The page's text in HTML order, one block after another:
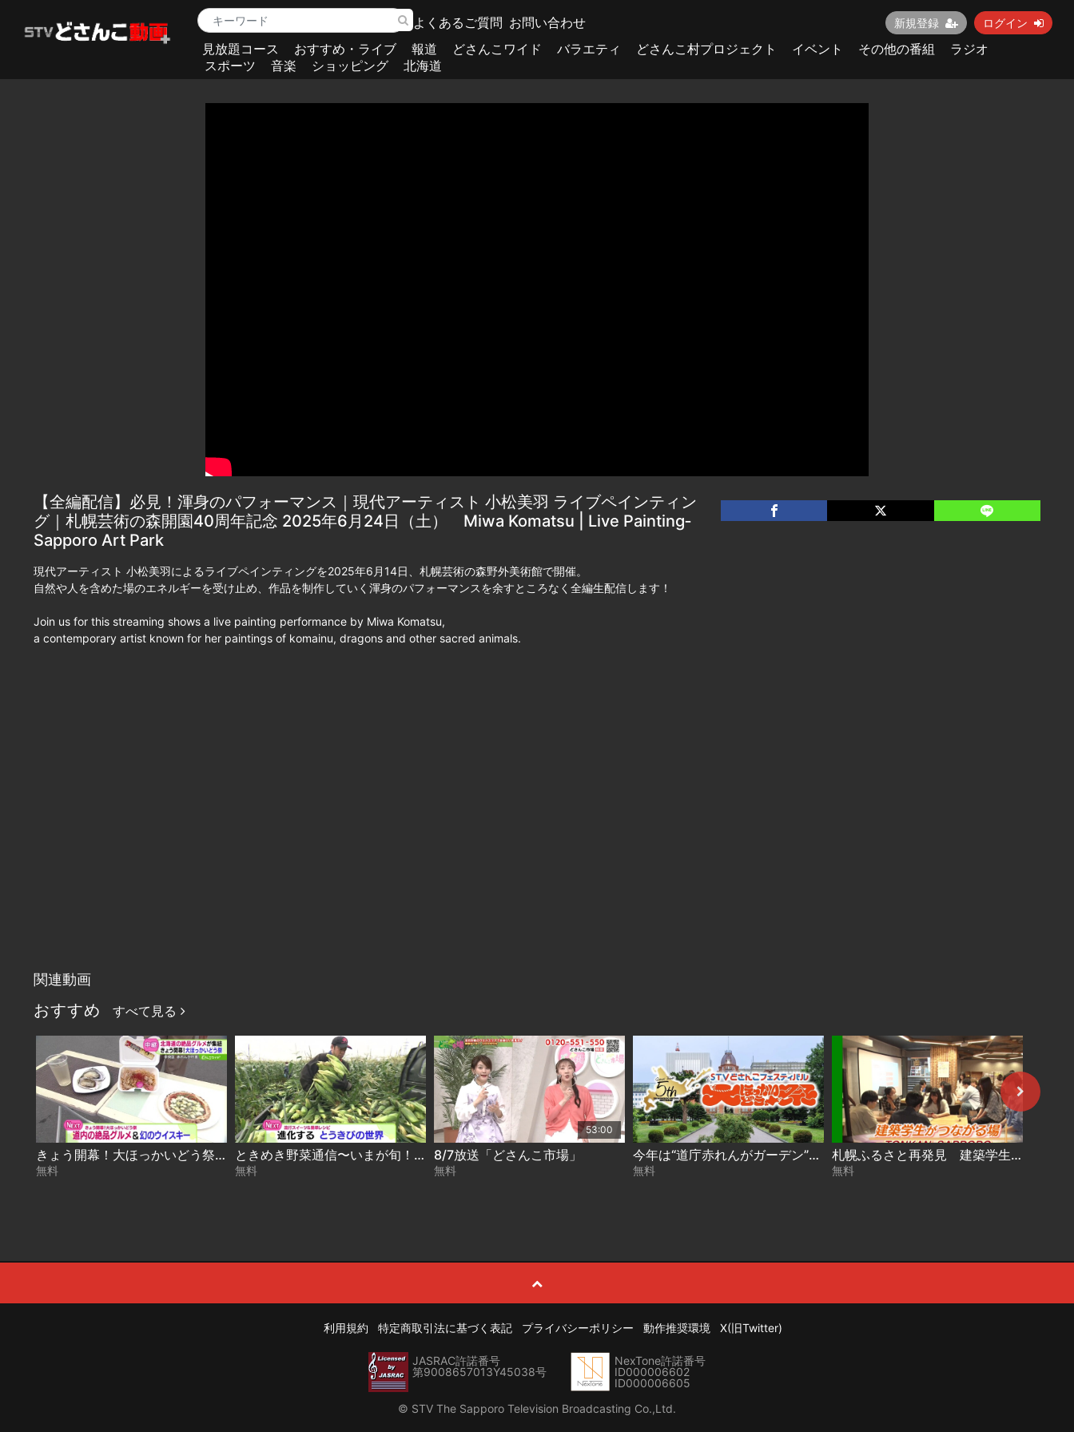
よくあるご質問 お問い合わせ 新規登録 ログイン
見放題コース おすすめ・ライブ 報道 どさんこワイド バラエティ どさんこ村プロジェクト イベント その他の番組
ラジオ
スポーツ
音楽 ショッピング 北海道
【全編配信】必見！渾身のパフォーマンス｜現代アーティスト 小松美羽 ライブペインティン
グ｜札幌芸術の森開園40周年記念 2025年6月24日（土） Miwa Komatsu | Live Painting‐
Sapporo Art Park
現代アーティスト 小松美羽によるライブペインティングを2025年6月14日、札幌芸術の森野外美術館で開催。
自然や人を含めた場のエネルギーを受け止め、作品を制作していく渾身のパフォーマンスを余すところなく全編生配信します！
Join us for this streaming shows a live painting performance by Miwa Komatsu,
a contemporary artist known for her paintings of komainu, dragons and other sacred animals.
関連動画
おすすめ すべて見る
きょう開幕！大ほっかいどう祭 2026-08-07
無料
ときめき野菜通信〜いまが旬！進化するとうきび 2026-08-07
無料
53:00
8/7放送「どさんこ市場」
無料
今年は“道庁赤れんがガーデン”で開催！【大ほっかいどう祭 2026】
無料
札幌ふるさと再発見 建築学生がつながる場～TONKAN SAPPORO～2026年8月1日放送
無料
利用規約 特定商取引法に基づく表記 プライバシーポリシー 動作推奨環境 X(旧Twitter)
JASRAC許諾番号
第9008657013Y45038号
NexTone許諾番号
ID000006602
ID000006605
© STV The Sapporo Television Broadcasting Co.,Ltd.